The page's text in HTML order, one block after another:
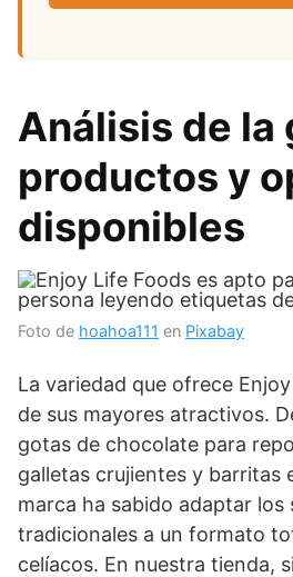
Análisis de la
productos y
disponibles
Foto de hoahoa111 en Pixabay
La variedad que ofrece
de sus mayores atractivos.
gotas de chocolate para
galletas crujientes y barritas
marca ha sabido adaptar los
tradicionales a un formato
celíacos. En nuestra tienda,